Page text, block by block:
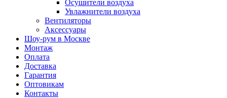
Осушители воздуха
Увлажнители воздуха
Вентиляторы
Аксессуары
Шоу-рум в Москве
Монтаж
Оплата
Доставка
Гарантия
Оптовикам
Контакты